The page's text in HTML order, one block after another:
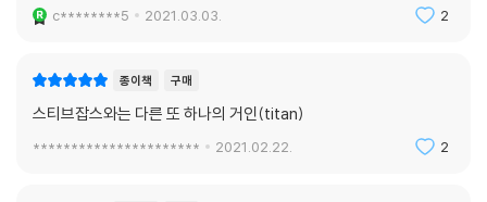
분명히 말씀드리지만, 이런 종류의 쇠퇴는 극히 느린 속도로 일어납니다.
제 관심은 “둘째 날을 어떻게 막아낼 것인가?”라는 질문에 있습니다. 그렇
게 하려면 어떤 기법과 전략이 필요할까요? 어떻게 하면 크게 성장한 조직
내에서도 첫날의 활기를 유지할 수 있을까요?
c********5 2021.03.03. 2
종이책 구매
스티브잡스와는 다른 또 하나의 거인(titan)
********************** 2021.02.22. 2